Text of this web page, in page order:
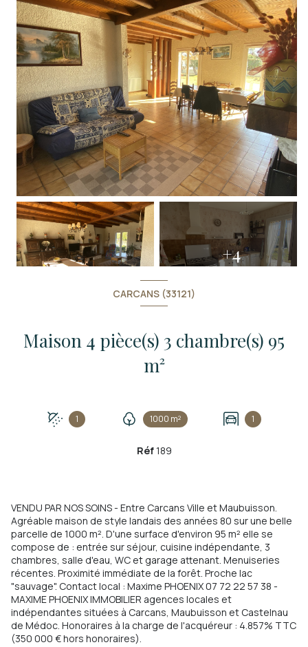
+4
CARCANS (33121)
Maison 4 pièce(s) 3 chambre(s) 95
m²
1 1000 m² 1
Réf189
VENDU PAR NOS SOINS - Entre Carcans Ville et Maubuisson.
Agréable maison de style landais des années 80 sur une belle
parcelle de 1000 m². D'une surface d'environ 95 m² elle se
compose de : entrée sur séjour, cuisine indépendante, 3
chambres, salle d'eau, WC et garage attenant. Menuiseries
récentes. Proximité immédiate de la forêt. Proche lac
"sauvage". Contact local : Maxime PHOENIX 07 72 22 57 38 -
MAXIME PHOENIX IMMOBILIER agences locales et
indépendantes situées à Carcans, Maubuisson et Castelnau
de Médoc. Honoraires à la charge de l'acquéreur : 4.857% TTC
(350 000 € hors honoraires).